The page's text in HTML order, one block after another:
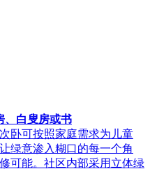
、白叟房或书
卧可按照家庭需求为儿童
绿意渗入糊口的每一个角
可能。社区内部采用立体绿